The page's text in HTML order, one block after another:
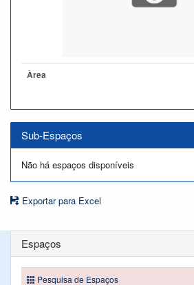
Àrea
Sub-Espaços
Não há espaços disponíveis
Exportar para Excel
Espaços
Pesquisa de Espaços